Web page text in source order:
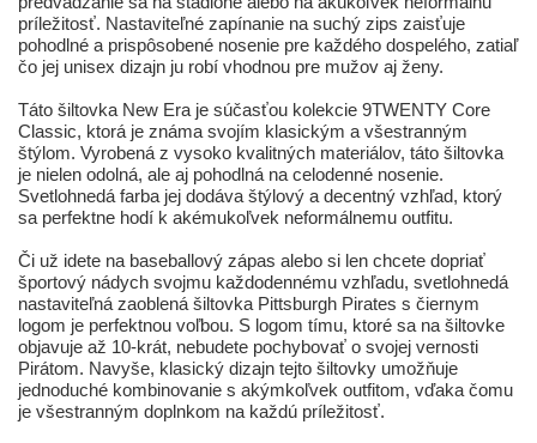
príležitosť. Nastaviteľné zapínanie na suchý zips zaisťuje
pohodlné a prispôsobené nosenie pre každého dospelého, zatiaľ
čo jej unisex dizajn ju robí vhodnou pre mužov aj ženy.
Táto šiltovka New Era je súčasťou kolekcie 9TWENTY Core
Classic, ktorá je známa svojím klasickým a všestranným
štýlom. Vyrobená z vysoko kvalitných materiálov, táto šiltovka
je nielen odolná, ale aj pohodlná na celodenné nosenie.
Svetlohnedá farba jej dodáva štýlový a decentný vzhľad, ktorý
sa perfektne hodí k akémukoľvek neformálnemu outfitu.
Či už idete na baseballový zápas alebo si len chcete dopriať
športový nádych svojmu každodennému vzhľadu, svetlohnedá
nastaviteľná zaoblená šiltovka Pittsburgh Pirates s čiernym
logom je perfektnou voľbou. S logom tímu, ktoré sa na šiltovke
objavuje až 10-krát, nebudete pochybovať o svojej vernosti
Pirátom. Navyše, klasický dizajn tejto šiltovky umožňuje
jednoduché kombinovanie s akýmkoľvek outfitom, vďaka čomu
je všestranným doplnkom na každú príležitosť.